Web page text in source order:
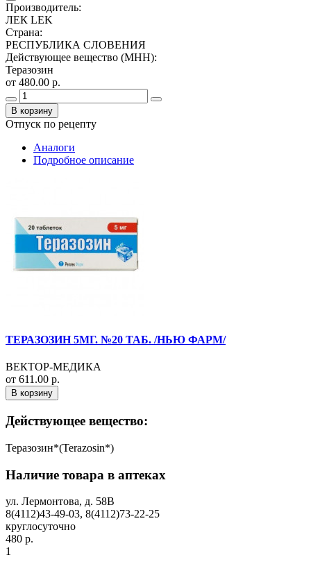
Производитель:
ЛЕК LEK
Страна:
РЕСПУБЛИКА СЛОВЕНИЯ
Действующее вещество (МНН):
Теразозин
от 480.00 р.
В корзину
Отпуск по рецепту
Аналоги
Подробное описание
ТЕРАЗОЗИН 5МГ. №20 ТАБ. /НЬЮ ФАРМ/
ВЕКТОР-МЕДИКА
от 611.00 р.
В корзину
Действующее вещество:
Теразозин*(Terazosin*)
Наличие товара в аптеках
ул. Лермонтова, д. 58В
8(4112)43-49-03, 8(4112)73-22-25
круглосуточно
480 р.
1